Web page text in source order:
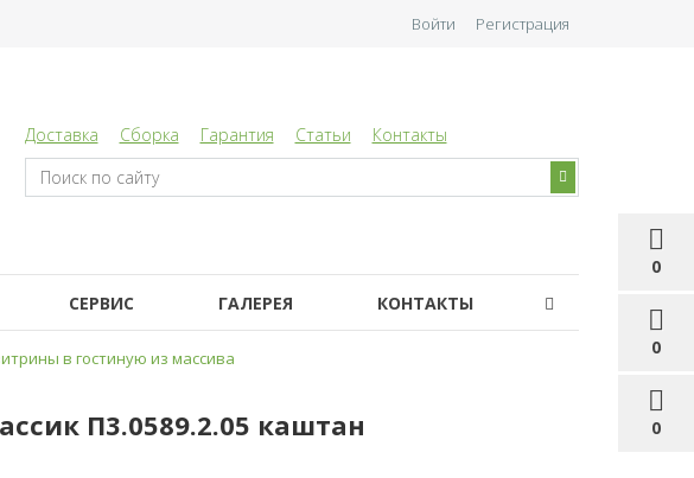
0
0
0
Войти Регистрация
Доставка Сборка Гарантия Статьи Контакты
СЕРВИС ГАЛЕРЕЯ КОНТАКТЫ
в гостиную из массива
П3.0589.2.05 каштан